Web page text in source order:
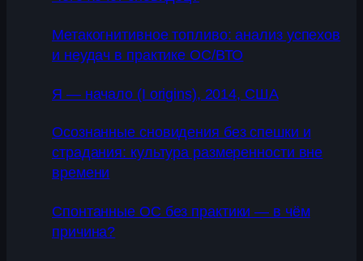
Метакогнитивное топливо: анализ успехов
и неудач в практике ОС/ВТО
Я — начало (I origins), 2014, США
Осознанные сновидения без спешки и
страдания: культура размеренности вне
времени
Спонтанные ОС без практики — в чём
причина?